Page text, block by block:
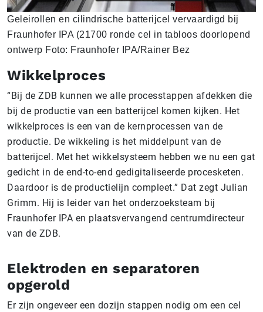
Geleirollen en cilindrische batterijcel vervaardigd bij
Fraunhofer IPA (21700 ronde cel in tabloos doorlopend
ontwerp Foto: Fraunhofer IPA/Rainer Bez
Wikkelproces
“Bij de ZDB kunnen we alle processtappen afdekken die
bij de productie van een batterijcel komen kijken. Het
wikkelproces is een van de kernprocessen van de
productie. De wikkeling is het middelpunt van de
batterijcel. Met het wikkelsysteem hebben we nu een gat
gedicht in de end-to-end gedigitaliseerde procesketen.
Daardoor is de productielijn compleet.” Dat zegt Julian
Grimm. Hij is leider van het onderzoeksteam bij
Fraunhofer IPA en plaatsvervangend centrumdirecteur
van de ZDB.
Elektroden en separatoren
opgerold
Er zijn ongeveer een dozijn stappen nodig om een cel